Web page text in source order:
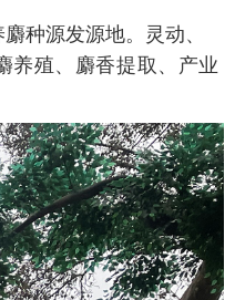
种源发源地。灵动、
养殖、麝香提取、产业